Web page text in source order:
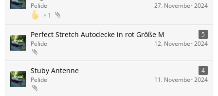
1
Pelide 27. November 2024
Perfect Stretch Autodecke in rot Größe M
5
Pelide
12. November 2024
Stuby Antenne
4
Pelide
11. November 2024